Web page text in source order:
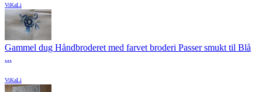
ViKaLi
Gammel dug Håndbroderet med farvet broderi Passer smukt til Blå
...
ViKaLi